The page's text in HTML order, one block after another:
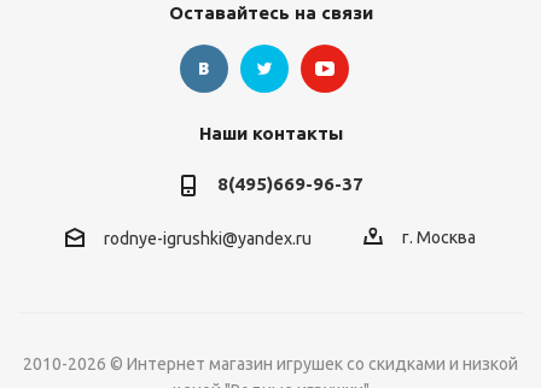
Оставайтесь на связи
Наши контакты
8(495)669-96-37
rodnye-igrushki@yandex.ru г. Москва
2010-2026 © Интернет магазин игрушек со скидками и низкой